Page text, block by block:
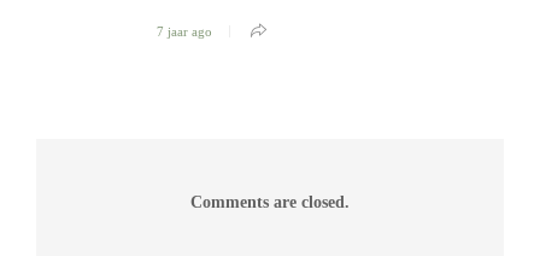
7 jaar ago
Comments are closed.